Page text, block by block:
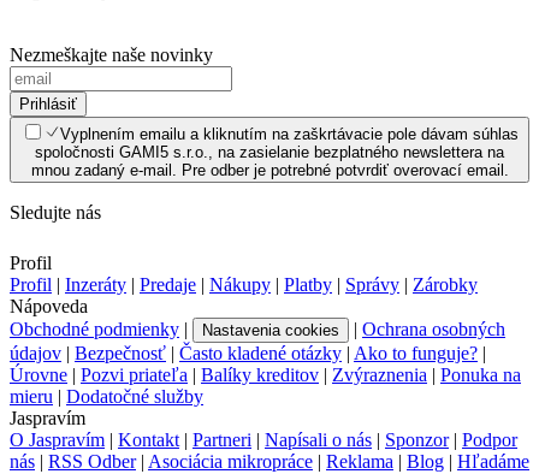
Nezmeškajte naše novinky
Prihlásiť
Vyplnením emailu a kliknutím na zaškrtávacie pole dávam súhlas
spoločnosti GAMI5 s.r.o., na zasielanie bezplatného newslettera na
mnou zadaný e-mail. Pre odber je potrebné potvrdiť overovací email.
Sledujte nás
Profil
Profil | Inzeráty | Predaje | Nákupy | Platby | Správy | Zárobky
Nápoveda
Obchodné podmienky | Nastavenia cookies | Ochrana osobných
údajov | Bezpečnosť | Často kladené otázky | Ako to funguje? |
Úrovne | Pozvi priateľa | Balíky kreditov | Zvýraznenia | Ponuka na
mieru | Dodatočné služby
Jaspravím
O Jaspravím | Kontakt | Partneri | Napísali o nás | Sponzor| Podpor
nás | RSS Odber| Asociácia mikropráce | Reklama | Blog | Hľadáme